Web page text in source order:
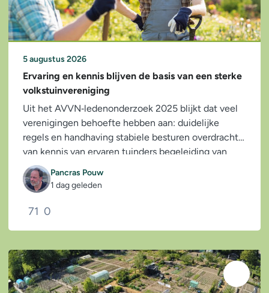
5 augustus 2026
Ervaring en kennis blijven de basis van een sterke
volkstuinvereniging
Uit het AVVN‑ledenonderzoek 2025 blijkt dat veel
verenigingen behoefte hebben aan: duidelijke
regels en handhaving stabiele besturen overdracht
van kennis van ervaren tuinders begeleiding van
nieuwe leden...
Pancras Pouw
1 dag geleden
71 0